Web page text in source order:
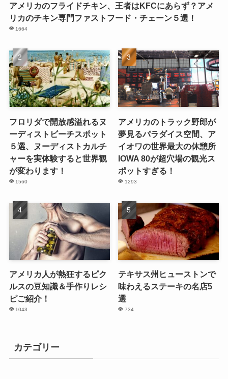
アメリカのフライドチキン、王者はKFCにあらず？アメ
リカのチキン専門ファストフード・チェーン５選！
1664
フロリダで開放感溢れるヌ
ーディストビーチスポット
５選、ヌーディストカルチ
ャーを実体験すると世界観
が変わります！
1560
アメリカのトラック野郎が
夢見るパラダイス空間、ア
イオワの世界最大の休憩所
IOWA 80が超穴場の観光ス
ポットすぎる！
1293
アメリカ人が熱狂するピク
ルスの豆知識＆手作りレシ
ピご紹介！
1043
テキサス州ヒューストンで
味わえるステーキの名店5
選
734
カテゴリー